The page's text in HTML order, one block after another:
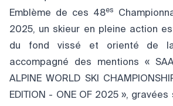
Emblème de ces 48es
2025, un skieur en pleine action
du fond vissé et orienté de
accompagné des mentions «
ALPINE WORLD SKI
EDITION - ONE OF 2025 »,